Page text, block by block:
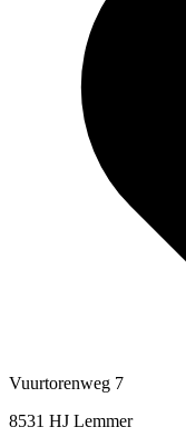
Vuurtorenweg 7
8531 HJ Lemmer